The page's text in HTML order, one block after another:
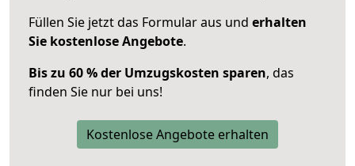
Füllen Sie jetzt das Formular aus und erhalten
Sie kostenlose Angebote.
Bis zu 60 % der Umzugskosten sparen, das
finden Sie nur bei uns!
Kostenlose Angebote erhalten